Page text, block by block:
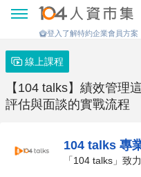
登入了解特約企業會員方案
線上課程
【104 talks】績效管理
評估與面談的實戰流程
104 talks 專